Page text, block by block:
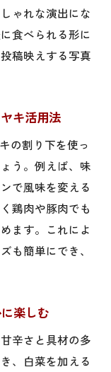
ゃれな演出にな
食べられる形に
稿映えする写真
キ活用法
の割り下を使っ
う。例えば、味
で風味を変える
鶏肉や豚肉でも
ます。これによ
も簡単にでき、
楽しむ
辛さと具材の多
、白菜を加える